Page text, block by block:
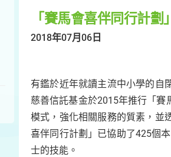
「賽馬會喜伴同行計
2018年07月06日
有鑑於近年就讀主流中小學的自
慈善信託基金於2015年推行「
模式，強化相關服務的質素，並
喜伴同行計劃」已協助了425個
士的技能。